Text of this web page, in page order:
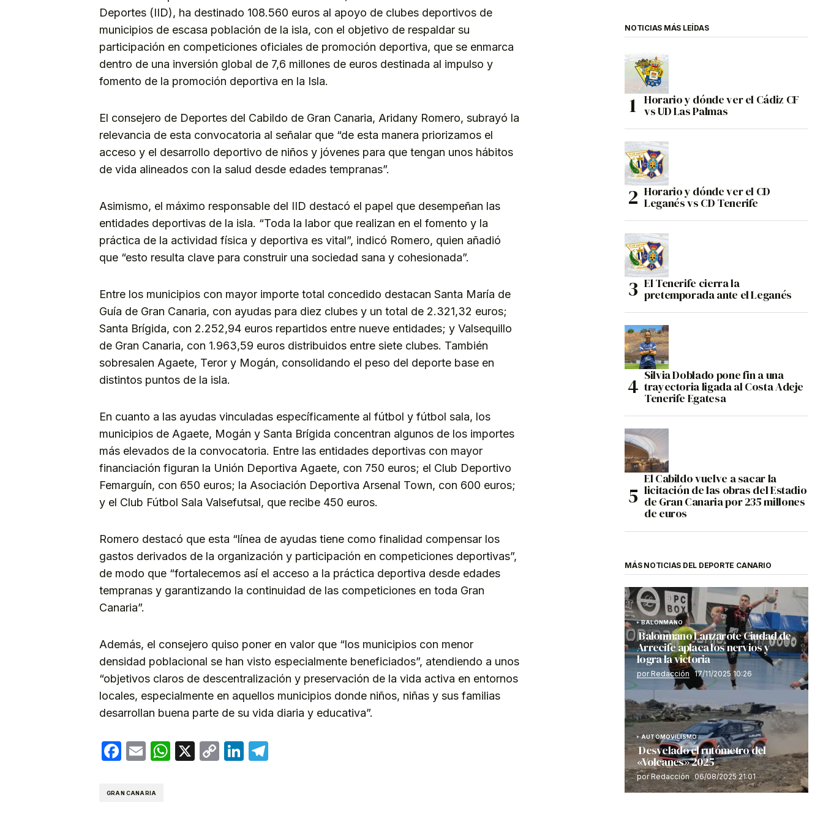
Deportes (IID), ha destinado 108.560 euros al apoyo de clubes deportivos de
municipios de escasa población de la isla, con el objetivo de respaldar su
participación en competiciones oficiales de promoción deportiva, que se enmarca
dentro de una inversión global de 7,6 millones de euros destinada al impulso y
fomento de la promoción deportiva en la Isla.
El consejero de Deportes del Cabildo de Gran Canaria, Aridany Romero, subrayó la
relevancia de esta convocatoria al señalar que “de esta manera priorizamos el
acceso y el desarrollo deportivo de niños y jóvenes para que tengan unos hábitos
de vida alineados con la salud desde edades tempranas”.
Asimismo, el máximo responsable del IID destacó el papel que desempeñan las
entidades deportivas de la isla. “Toda la labor que realizan en el fomento y la
práctica de la actividad física y deportiva es vital”, indicó Romero, quien añadió
que “esto resulta clave para construir una sociedad sana y cohesionada”.
Entre los municipios con mayor importe total concedido destacan Santa María de
Guía de Gran Canaria, con ayudas para diez clubes y un total de 2.321,32 euros;
Santa Brígida, con 2.252,94 euros repartidos entre nueve entidades; y Valsequillo
de Gran Canaria, con 1.963,59 euros distribuidos entre siete clubes. También
sobresalen Agaete, Teror y Mogán, consolidando el peso del deporte base en
distintos puntos de la isla.
En cuanto a las ayudas vinculadas específicamente al fútbol y fútbol sala, los
municipios de Agaete, Mogán y Santa Brígida concentran algunos de los importes
más elevados de la convocatoria. Entre las entidades deportivas con mayor
financiación figuran la Unión Deportiva Agaete, con 750 euros; el Club Deportivo
Femarguín, con 650 euros; la Asociación Deportiva Arsenal Town, con 600 euros;
y el Club Fútbol Sala Valsefutsal, que recibe 450 euros.
Romero destacó que esta “línea de ayudas tiene como finalidad compensar los
gastos derivados de la organización y participación en competiciones deportivas”,
de modo que “fortalecemos así el acceso a la práctica deportiva desde edades
tempranas y garantizando la continuidad de las competiciones en toda Gran
Canaria”.
Además, el consejero quiso poner en valor que “los municipios con menor
densidad poblacional se han visto especialmente beneficiados”, atendiendo a unos
“objetivos claros de descentralización y preservación de la vida activa en entornos
locales, especialmente en aquellos municipios donde niños, niñas y sus familias
desarrollan buena parte de su vida diaria y educativa”.
Facebook
EmailWhatsApp
X
CopyLinkedIn
GRAN CANARIA
NOTICIAS MÁS LEÍDAS
Horario y dónde ver el Cádiz CF
vs UD Las Palmas
Horario y dónde ver el CD
Leganés vs CD Tenerife
El Tenerife cierra la
pretemporada ante el Leganés
Silvia Doblado pone fin a una
trayectoria ligada al Costa Adeje
Tenerife Egatesa
El Cabildo vuelve a sacar la
licitación de las obras del Estadio
de Gran Canaria por 235 millones
de euros
MÁS NOTICIAS DEL DEPORTE CANARIO
BALONMANO
Balonmano Lanzarote Ciudad de
Arrecife aplaca los nervios y
logra la victoria
por Redacción 17/11/2025 10:26
AUTOMOVILISMO
Desvelado el rutómetro del
«Volcanes» 2025
por Redacción 06/08/2025 21:01